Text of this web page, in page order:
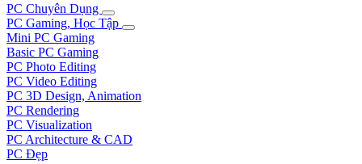
PC Chuyên Dụng
PC Gaming, Học Tập
Mini PC Gaming
Basic PC Gaming
PC Photo Editing
PC Video Editing
PC 3D Design, Animation
PC Rendering
PC Visualization
PC Architecture & CAD
PC Đẹp